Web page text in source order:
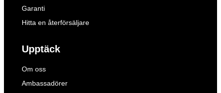
Garanti
Hitta en återförsäljare
Upptäck
Om oss
Ambassadörer